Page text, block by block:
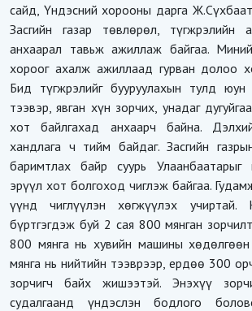
сайд, Үндэсний хорооны дарга
Засгийн газар төвлөрөл, түгжрэлийн
анхаарал тавьж ажиллаж байгаа.
хороог ахалж ажиллаад гурван долоо
Бид түгжрэлийг бууруулахын тулд юун
тээвэр, явган хүн зорчих, унадаг
хот байлгахад анхаарч байна.
хандлага ч тийм байдаг. Засгийн
баримтлах байр суурь Улаанбаатарыг
эрүүл хот болгоход чиглэж байгаа.
үүнд чиглүүлэн хөгжүүлэх учиртай.
бүртгэгдэж буй 2 сая 800 мянган
800 мянга нь хувийн машины
мянга нь нийтийн тээврээр, ердөө 300
зорчигч байх жишээтэй. Энэхүү
судалгаанд үндэслэн бодлого